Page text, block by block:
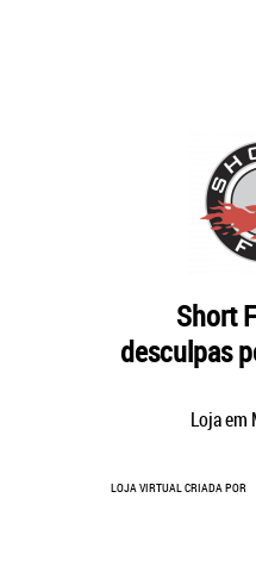
Short
desculpas
Loja em
LOJA VIRTUAL CRIADA POR